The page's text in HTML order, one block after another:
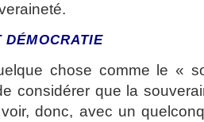
DÉMOCRATIE
chose comme le «
considérer que la
donc, avec un